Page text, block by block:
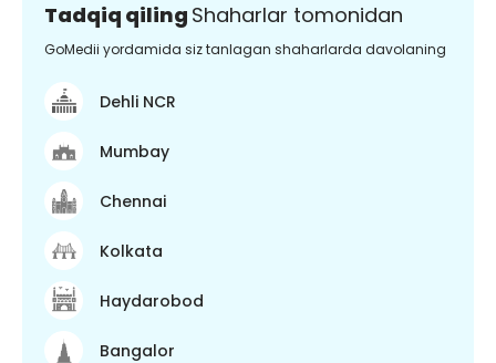
Tadqiq qiling Shaharlar tomonidan
GoMedii yordamida siz tanlagan shaharlarda davolaning
Dehli NCR
Mumbay
Chennai
Kolkata
Haydarobod
Bangalor